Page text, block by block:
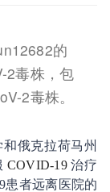
的
2毒株，包
2毒株。
俄克拉荷马州
COVID-19治疗
患者远离医院的